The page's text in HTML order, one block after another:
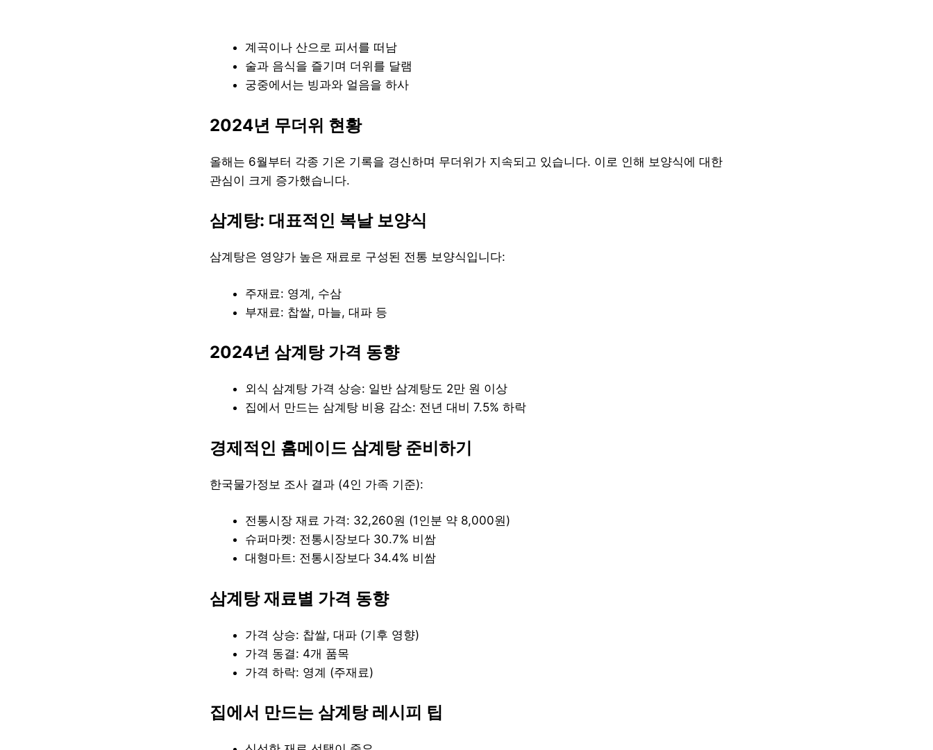
계곡이나 산으로 피서를 떠남
술과 음식을 즐기며 더위를 달램
궁중에서는 빙과와 얼음을 하사
2024년 무더위 현황
올해는 6월부터 각종 기온 기록을 경신하며 무더위가 지속되고 있습니다. 이로 인해 보양식에 대한
관심이 크게 증가했습니다.
삼계탕: 대표적인 복날 보양식
삼계탕은 영양가 높은 재료로 구성된 전통 보양식입니다:
주재료: 영계, 수삼
부재료: 찹쌀, 마늘, 대파 등
2024년 삼계탕 가격 동향
외식 삼계탕 가격 상승: 일반 삼계탕도 2만 원 이상
집에서 만드는 삼계탕 비용 감소: 전년 대비 7.5% 하락
경제적인 홈메이드 삼계탕 준비하기
한국물가정보 조사 결과 (4인 가족 기준):
전통시장 재료 가격: 32,260원 (1인분 약 8,000원)
슈퍼마켓: 전통시장보다 30.7% 비쌈
대형마트: 전통시장보다 34.4% 비쌈
삼계탕 재료별 가격 동향
가격 상승: 찹쌀, 대파 (기후 영향)
가격 동결: 4개 품목
가격 하락: 영계 (주재료)
집에서 만드는 삼계탕 레시피 팁